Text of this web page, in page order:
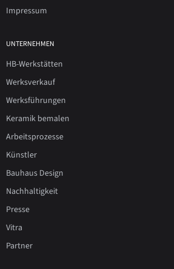
Impressum
UNTERNEHMEN
HB-Werkstätten
Werksverkauf
Werksführungen
Keramik bemalen
Arbeitsprozesse
Künstler
Bauhaus Design
Nachhaltigkeit
Presse
Vitra
Partner